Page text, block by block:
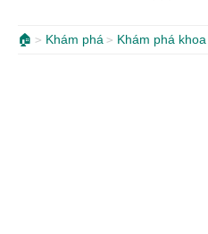
🏠 Khám phá Khám phá